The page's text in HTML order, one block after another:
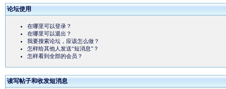
论坛使用
在哪里可以登录？
在哪里可以退出？
我要搜索论坛，应该怎么做？
怎样给其他人发送“短消息”？
怎样看到全部的会员？
读写帖子和收发短消息